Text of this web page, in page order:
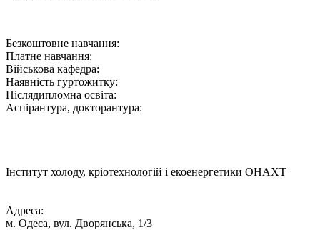
Безкоштовне навчання:
Платне навчання:
Військова кафедра:
Наявність гуртожитку:
Післядипломна освіта:
Аспірантура, докторантура:
Інститут холоду, кріотехнологій і екоенергетики ОНАХТ
Адреса:
м. Одеса, вул. Дворянська, 1/3